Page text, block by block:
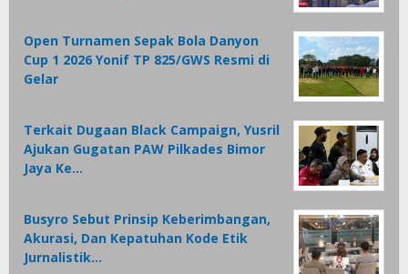
Open Turnamen Sepak Bola Danyon
Cup 1 2026 Yonif TP 825/GWS Resmi di
Gelar
Terkait Dugaan Black Campaign, Yusril
Ajukan Gugatan PAW Pilkades Bimor
Jaya Ke…
Busyro Sebut Prinsip Keberimbangan,
Akurasi, Dan Kepatuhan Kode Etik
Jurnalistik…